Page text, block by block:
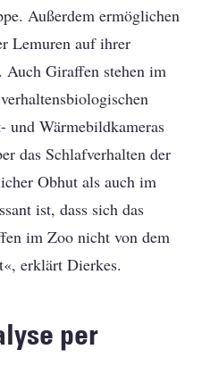
Außerdem ermöglichen
Lemuren auf ihrer
Auch Giraffen stehen im
und Wärmebildkameras
das Schlafverhalten der
Obhut als auch im
ist, dass sich das
im Zoo nicht von dem
erklärt Dierkes.
per